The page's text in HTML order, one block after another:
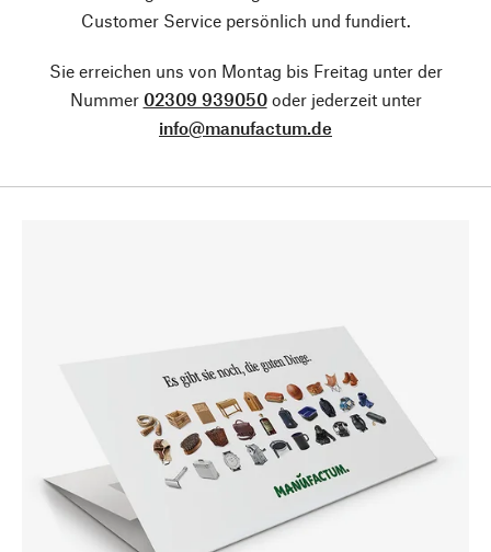
Customer Service persönlich und fundiert.
Sie erreichen uns von Montag bis Freitag unter der
Nummer 02309 939050oder jederzeit unter
info@manufactum.de